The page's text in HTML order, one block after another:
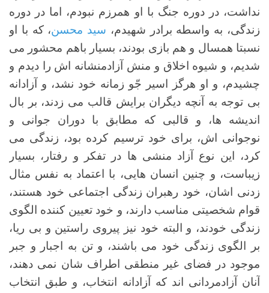
نداشت، در دوره جنگ با او همرزم نبودم، اما در دوره
زندگی، به واسطه برادر شهیدم، سید محسن، که با او
نسبتا همسال و هم بازی بودند، بسیار باهم محشور می
شدیم، و شیوه اخلاق و منش آزادمنشانه اش را دیدم و
چشیدم، و او هرگز اسیر جّو زمانه خود نشد، و آزادانه
بی توجه به آنچه دیگران برایش قالب می زدند، بر بال
اندیشه ها، و قالبی که مطابق با دوران جوانی و
نوجوانی اش، برای خود ترسیم کرده بود، زندگی می
کرد، این نوع آزاد منشی ها در تفکر و رفتار، بسیار
زیباست، و چنین انسان هایی، با اعتماد به نفس مثال
زدنی اشان، خود رهبران زندگی اجتماعی خود هستند،
قوام شخصیتی مناسب دارند، و خود تعیین کننده الگوی
زندگی خودند، و البته خود نیز پیروی راستین و بی ریا،
بر الگوی زندگی خود می باشند، و تن به اجبار و جبر
موجود در فضای غیر منطقی اطراف شان نمی دهند،
آنان آزادمردانی اند که آزادانه انتخاب، و طبق انتخاب